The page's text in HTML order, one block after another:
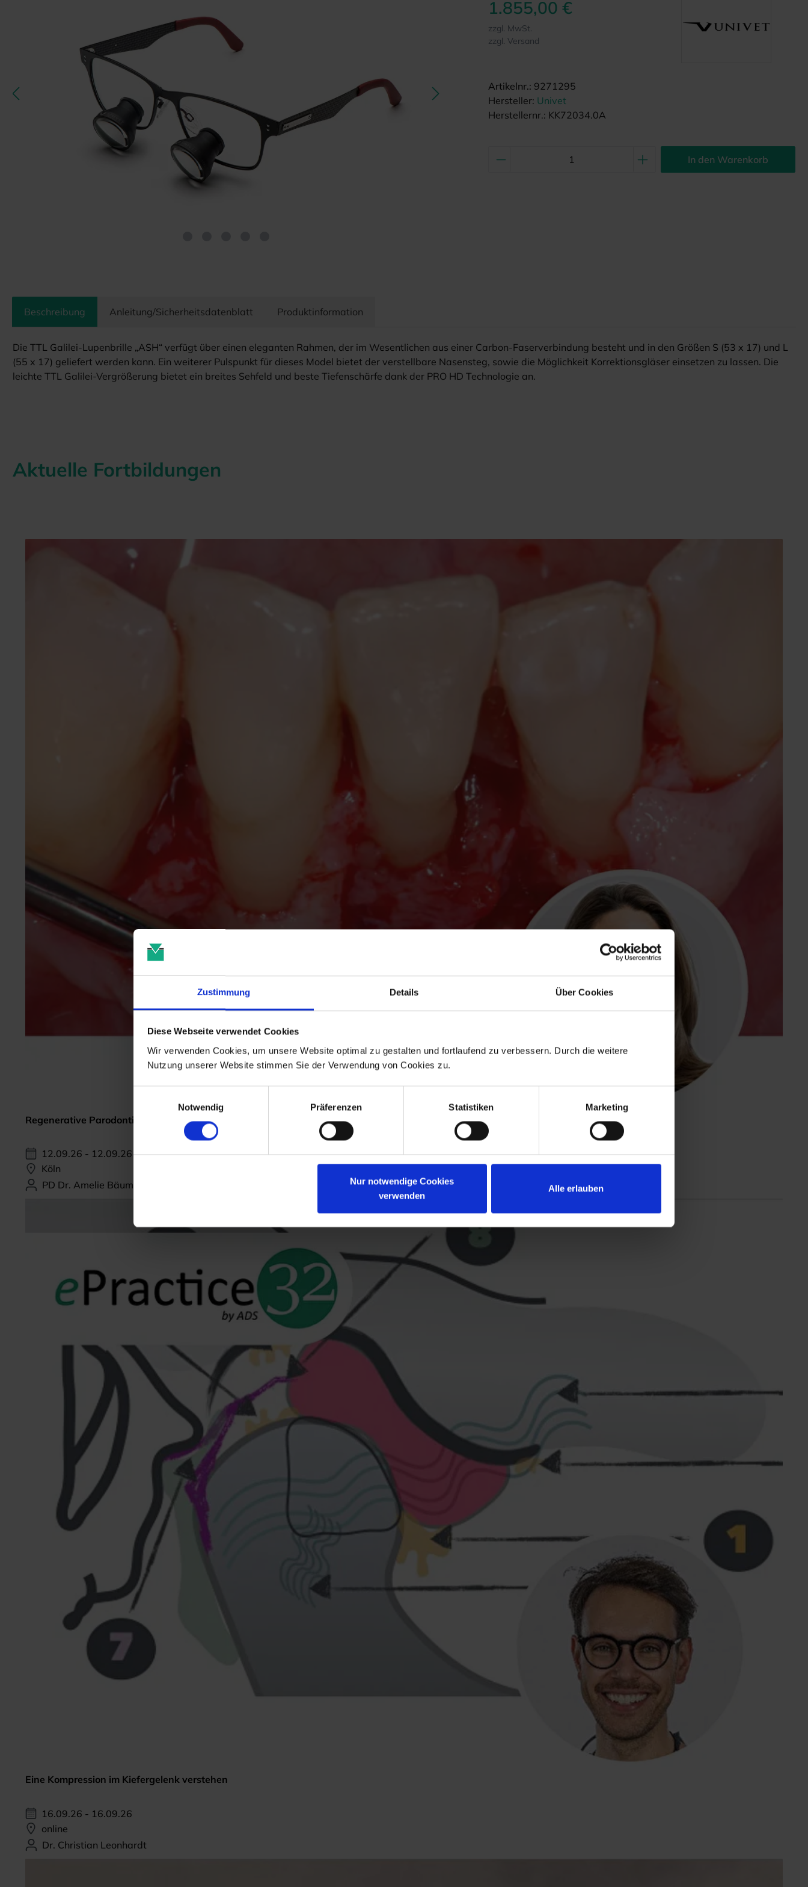
Zustimmung Details Über Cookies
Diese Webseite verwendet Cookies
Wir verwenden Cookies, um unsere Website optimal zu gestalten und fortlaufend zu verbessern. Durch die weitere
Nutzung unserer Website stimmen Sie der Verwendung von Cookies zu.
Notwendig
Präferenzen Statistiken Marketing
Nur notwendige Cookies
verwenden
Alle erlauben
1.855,00 €
zzgl. MwSt.
zzgl. Versand
Artikelnr.: 9271295
Hersteller: Univet
Herstellernr.: KK72034.0A
In den Warenkorb
Beschreibung Anleitung/Sicherheitsdatenblatt Produktinformation
Die TTL Galilei-Lupenbrille „ASH“ verfügt über einen eleganten Rahmen, der im Wesentlichen aus einer Carbon-Faserverbindung besteht und in den Größen S (53 x 17) und L
(55 x 17) geliefert werden kann. Ein weiterer Pulspunkt für dieses Model bietet der verstellbare Nasensteg, sowie die Möglichkeit Korrektionsgläser einsetzen zu lassen. Die
leichte TTL Galilei-Vergrößerung bietet ein breites Sehfeld und beste Tiefenschärfe dank der PRO HD Technologie an.
Aktuelle Fortbildungen
Regenerative Parodontitis-Therapie
12.09.26 - 12.09.26
Köln
PD Dr. Amelie Bäumer-König, M.Sc.
Eine Kompression im Kiefergelenk verstehen
16.09.26 - 16.09.26
online
Dr. Christian Leonhardt